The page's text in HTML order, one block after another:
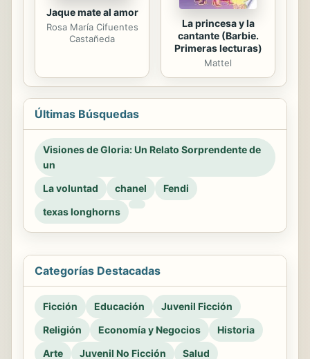
Jaque mate al amor
Rosa María Cifuentes
Castañeda
La princesa y la
cantante (Barbie.
Primeras lecturas)
Mattel
Últimas Búsquedas
Visiones de Gloria: Un Relato Sorprendente de
un
La voluntad
chanel
Fendi
texas longhorns
Categorías Destacadas
Ficción Educación
Juvenil Ficción
Religión
Economía y Negocios
Historia
Arte
Juvenil No Ficción Salud